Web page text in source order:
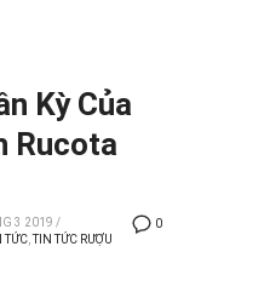
Kỳ Của
Rucota
0
3 2019 /
TỨC ,TIN TỨC RƯỢU